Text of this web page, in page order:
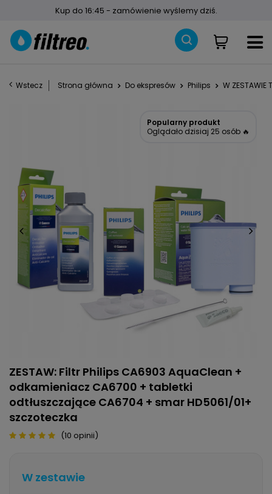
Kup do 16:45 - zamówienie wyślemy dziś.
Wstecz Strona główna Do ekspresów Philips W ZESTAWIE
Popularny produkt
Oglądało dzisiaj 25 osób 🔥
ZESTAW: Filtr Philips CA6903 AquaClean +
odkamieniacz CA6700 + tabletki
odtłuszczające CA6704 + smar HD5061/01+
szczoteczka
(10 opinii)
W zestawie